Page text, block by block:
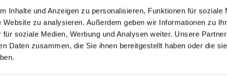
Inhalte und Anzeigen zu personalisieren, Funktionen für soziale
Website zu analysieren. Außerdem geben wir Informationen zu
soziale Medien, Werbung und Analysen weiter. Unsere
Daten zusammen, die Sie ihnen bereitgestellt haben oder die
ZUM